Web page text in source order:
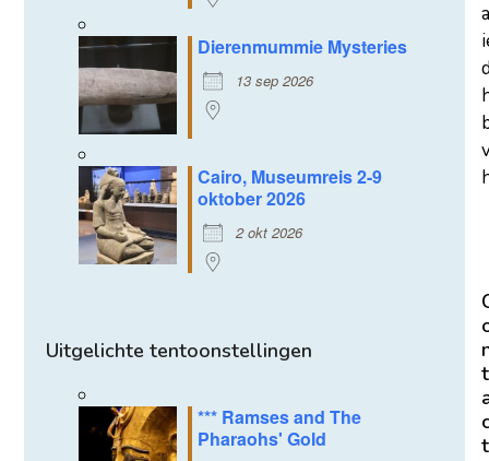
Dierenmummie Mysteries
13 sep 2026
Cairo, Museumreis 2-9
oktober 2026
2 okt 2026
Uitgelichte tentoonstellingen
*** Ramses and The
Pharaohs' Gold
t
t